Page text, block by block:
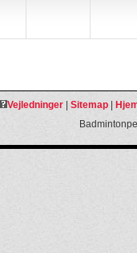
Vejledninger| Sitemap|